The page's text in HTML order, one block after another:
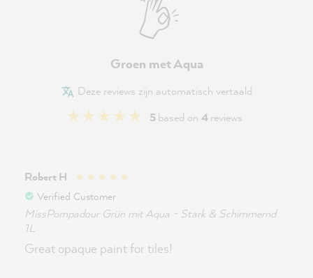
Groen met Aqua
Deze reviews zijn automatisch vertaald
5based on 4reviews
Robert H
Verified Customer
MissPompadour Grün mit Aqua - Stark & Schimmernd
1L
Great opaque paint for tiles!